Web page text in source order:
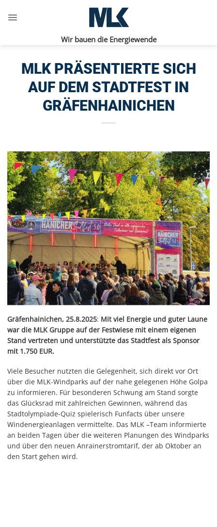
Inhalt
Wir bauen die Energiewende
MLK PRÄSENTIERTE SICH
AUF DEM STADTFEST IN
GRÄFENHAINICHEN
Gräfenhainichen, 25.8.2025: Mit viel Energie und guter Laune
war die MLK Gruppe auf der Festwiese mit einem eigenen
Stand vertreten und unterstützte das Stadtfest als Sponsor
mit 1.750 EUR.
Viele Besucher nutzten die Gelegenheit, sich direkt vor Ort
über die MLK-Windparks auf der nahe gelegenen Höhe Golpa
zu informieren. Für besonderen Schwung am Stand sorgte
das Glücksrad mit zahlreichen Gewinnen, während das
Stadtolympiade-Quiz spielerisch Funfacts über unsere
Windenergieanlagen vermittelte. Das MLK –Team informierte
an beiden Tagen über die weiteren Planungen des Windparks
und über den neuen Anrainerstromtarif, der ab Oktober an
den Start gehen wird.